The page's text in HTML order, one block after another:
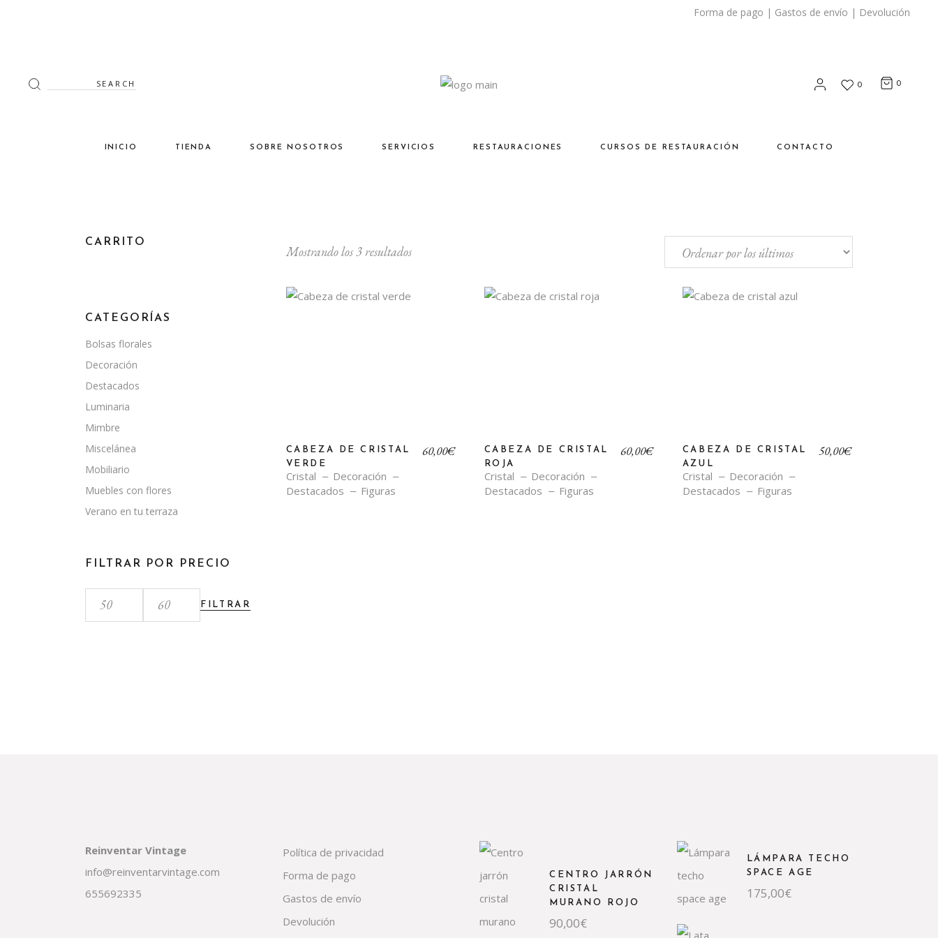
Forma de pago | Gastos de envío | Devolución
Search
for: 0 0
INICIO TIENDA SOBRE NOSOTROS SERVICIOS RESTAURACIONES CURSOS DE RESTAURACIÓN CONTACTO
Mostrando los 3 resultadospor
CABEZA DE CRISTAL
VERDE
Cristal
Decoración
Destacados
Figuras
60,00€
CABEZA DE CRISTAL
ROJA
Cristal
Decoración
Destacados
Figuras
60,00€
CABEZA DE CRISTAL
AZUL
Cristal
Decoración
Destacados
Figuras
50,00€
CARRITO
CATEGORÍAS
Bolsas florales
Decoración
Destacados
Luminaria
Mimbre
Miscelánea
Mobiliario
Muebles con flores
Verano en tu terraza
FILTRAR POR PRECIO
Precio
mínimo
Precio
máximo
FILTRAR
Reinventar Vintage
info@reinventarvintage.com
655692335
Política de privacidad
Forma de pago
Gastos de envío
Devolución
CENTRO JARRÓN
CRISTAL
MURANO ROJO
90,00€
LÁMPARA TECHO
SPACE AGE
175,00€